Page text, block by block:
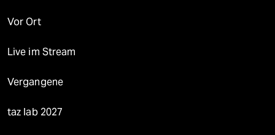
Vor Ort
Live im Stream
Vergangene
taz lab 2027